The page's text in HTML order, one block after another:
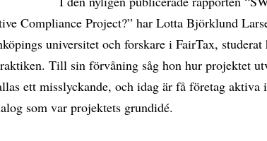
Compliance Project?” har Lotta Björklund
universitet och forskare i FairTax, studerat
Till sin förvåning såg hon hur projektet
ett misslyckande, och idag är få företag aktiva
som var projektets grundidé.